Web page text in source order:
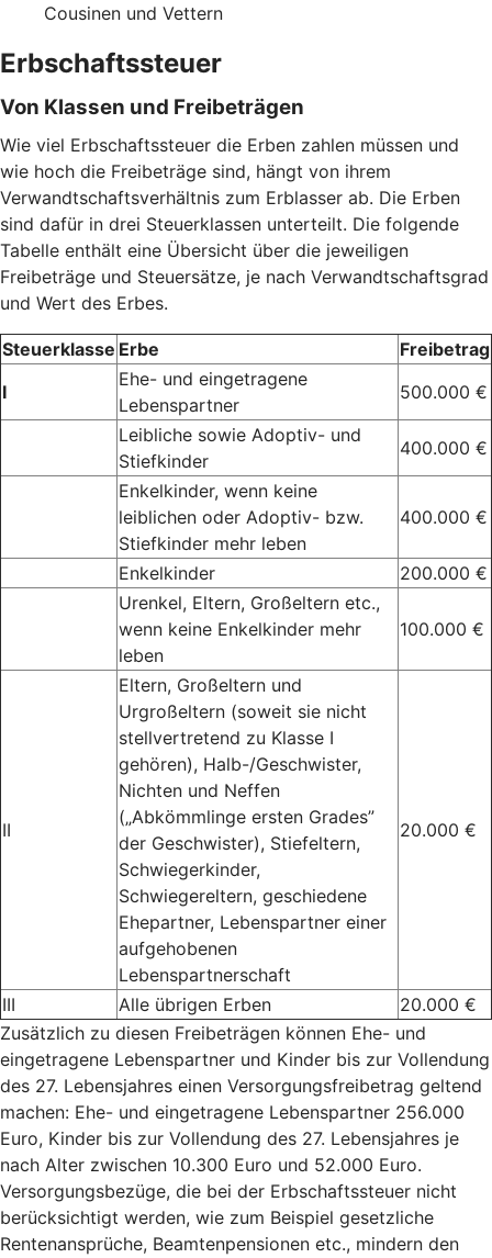
Cousinen und Vettern
Erbschaftssteuer
Von Klassen und Freibeträgen
Wie viel Erbschaftssteuer die Erben zahlen müssen und
wie hoch die Freibeträge sind, hängt von ihrem
Verwandtschaftsverhältnis zum Erblasser ab. Die Erben
sind dafür in drei Steuerklassen unterteilt. Die folgende
Tabelle enthält eine Übersicht über die jeweiligen
Freibeträge und Steuersätze, je nach Verwandtschaftsgrad
und Wert des Erbes.
Steuerklasse Erbe
Freibetrag
I
Ehe- und eingetragene
Lebenspartner
500.000 €
Leibliche sowie Adoptiv- und
Stiefkinder
400.000 €
Enkelkinder, wenn keine
leiblichen oder Adoptiv- bzw.
Stiefkinder mehr leben
400.000 €
Enkelkinder
200.000 €
Urenkel, Eltern, Großeltern etc.,
wenn keine Enkelkinder mehr
leben
100.000 €
II
Eltern, Großeltern und
Urgroßeltern (soweit sie nicht
stellvertretend zu Klasse I
gehören), Halb-/Geschwister,
Nichten und Neffen
(„Abkömmlinge ersten Grades”
der Geschwister), Stiefeltern,
Schwiegerkinder,
Schwiegereltern, geschiedene
Ehepartner, Lebenspartner einer
aufgehobenen
Lebenspartnerschaft
20.000 €
III Alle übrigen Erben
20.000 €
Zusätzlich zu diesen Freibeträgen können Ehe- und
eingetragene Lebenspartner und Kinder bis zur Vollendung
des 27. Lebensjahres einen Versorgungsfreibetrag geltend
machen: Ehe- und eingetragene Lebenspartner 256.000
Euro, Kinder bis zur Vollendung des 27. Lebensjahres je
nach Alter zwischen 10.300 Euro und 52.000 Euro.
Versorgungsbezüge, die bei der Erbschaftssteuer nicht
berücksichtigt werden, wie zum Beispiel gesetzliche
Rentenansprüche, Beamtenpensionen etc., mindern den